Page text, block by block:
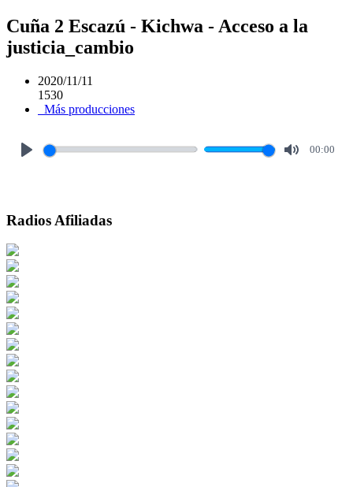
Cuña 2 Escazú - Kichwa - Acceso a la
justicia_cambio
2020/11/11
1530
Más producciones
00:00
Radios Afiliadas